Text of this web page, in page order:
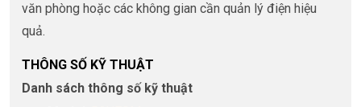
văn phòng hoặc các không gian cần quản lý điện hiệu
quả.
THÔNG SỐ KỸ THUẬT
Danh sách thông số kỹ thuật